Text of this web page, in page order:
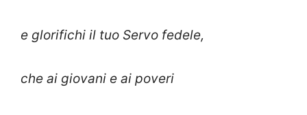
e glorifichi il tuo Servo fedele,
che ai giovani e ai poveri